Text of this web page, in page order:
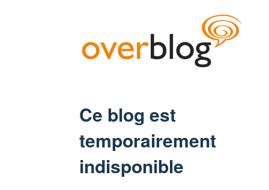
Ce blog est
temporairement
indisponible